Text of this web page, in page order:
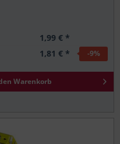
1,99 € *
1,81 € * -9%
Warenkorb